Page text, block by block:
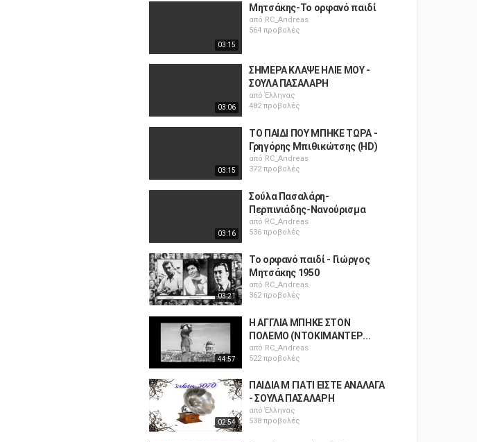
03:15
Μητσάκης-Το ορφανό παιδί
από RC_Andreas
564 προβολές
03:06
ΣΗΜΕΡΑ ΚΛΑΨΕ ΗΛΙΕ ΜΟΥ -
ΣΟΥΛΑ ΠΑΣΑΛΑΡΗ
απόΈλληνας
482 προβολές
03:15
ΤΟ ΠΑΙΔΙ ΠΟΥ ΜΠΗΚΕ ΤΩΡΑ -
Γρηγόρης Μπιθικώτσης (HD)
από RC_Andreas
372 προβολές
03:16
Σούλα Πασαλάρη-
Περπινιάδης-Νανούρισμα
από RC_Andreas
536 προβολές
03:21
Το ορφανό παιδί - Γιώργος
Μητσάκης 1950
από RC_Andreas
362 προβολές
44:57
Η ΑΓΓΛΙΑ ΜΠΗΚΕ ΣΤΟΝ
ΠΟΛΕΜΟ (ΝΤΟΚΙΜΑΝΤΕΡ...
από RC_Andreas
522 προβολές
02:54
ΠΑΙΔΙΑ Μ ΓΙΑΤΙ ΕΙΣΤΕ ΑΝΑΛΑΓΑ
- ΣΟΥΛΑ ΠΑΣΑΛΑΡΗ
απόΈλληνας
538 προβολές